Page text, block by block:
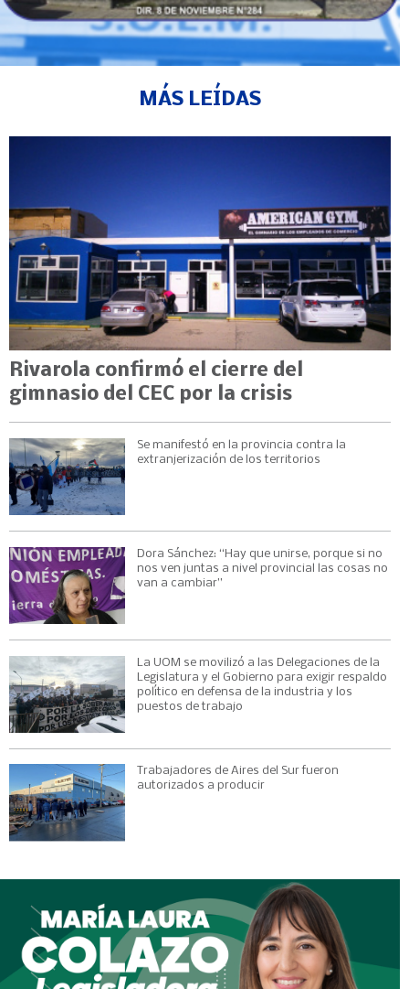
MÁS LEÍDAS
Rivarola confirmó el cierre del
gimnasio del CEC por la crisis
Se manifestó en la provincia contra la
extranjerización de los territorios
Dora Sánchez: “Hay que unirse, porque si no
nos ven juntas a nivel provincial las cosas no
van a cambiar”
La UOM se movilizó a las Delegaciones de la
Legislatura y el Gobierno para exigir respaldo
político en defensa de la industria y los
puestos de trabajo
Trabajadores de Aires del Sur fueron
autorizados a producir